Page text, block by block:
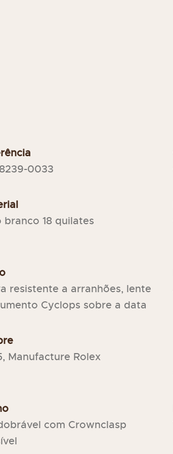
0033
branco 18 quilates
resistente a arranhões, lente
Cyclops sobre a data
Manufacture Rolex
com Crownclasp